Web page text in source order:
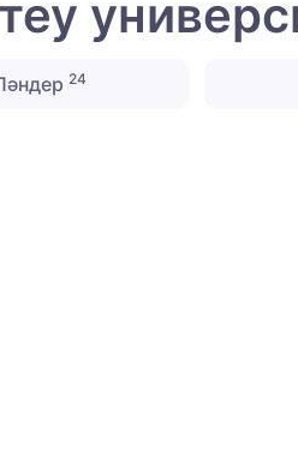
24